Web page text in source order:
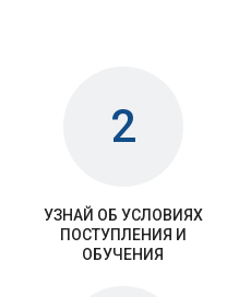
2
УЗНАЙ ОБ УСЛОВИЯХ
ПОСТУПЛЕНИЯ И
ОБУЧЕНИЯ